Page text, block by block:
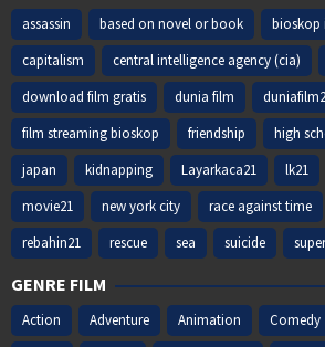
assassin based on novel or book bioskop
capitalism
central intelligence agency (cia)
download film gratis
dunia film
film streaming bioskop
friendship high
japan
kidnapping Layarkaca21 lk21
movie21
new york city race against time
rebahin21
rescue sea suicide
GENRE FILM
Action Adventure Animation Comedy